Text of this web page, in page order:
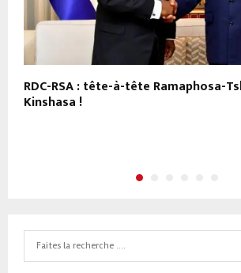
RDC-RSA : tête-à-tête Ramaphosa-
Kinshasa !